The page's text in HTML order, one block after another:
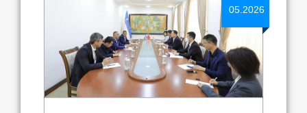
05.2026